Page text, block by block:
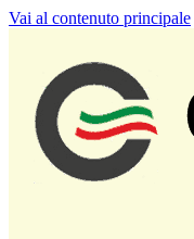
Vai al contenuto principale